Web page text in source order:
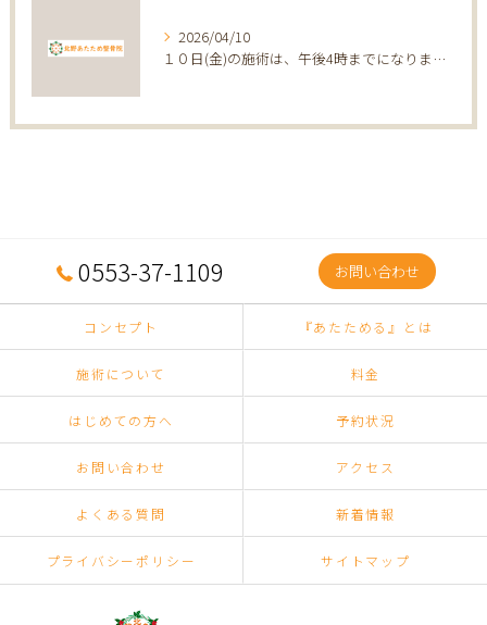
2026/04/10
１０日(金)の施術は、午後4時までになります。
0553-37-1109 お問い合わせ
コンセプト 『あたためる』とは
施術について 料金
はじめての方へ 予約状況
お問い合わせ アクセス
よくある質問 新着情報
プライバシーポリシー サイトマップ